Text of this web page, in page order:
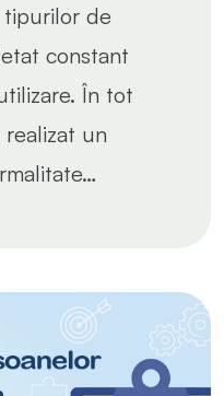
tipurilor de
constant
În tot
un